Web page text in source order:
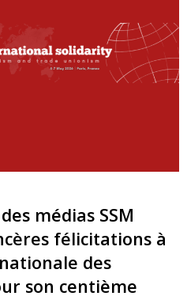
médias SSM
félicitations à
des
son centième